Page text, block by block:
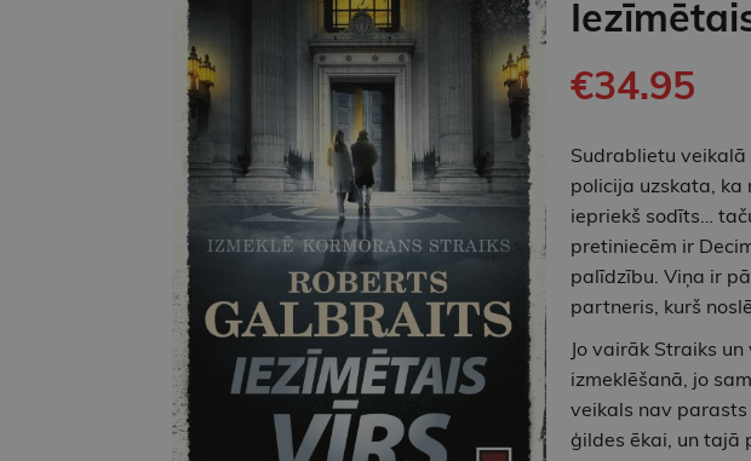
€34.95
Sudrablietu
policija uzskata, ka
iepriekš sodīts…
pretiniecēm ir
palīdzību. Viņa ir
partneris, kurš
Jo vairāk Straiks
izmeklēšanā, jo
veikals nav
ģildes ēkai, un tajā